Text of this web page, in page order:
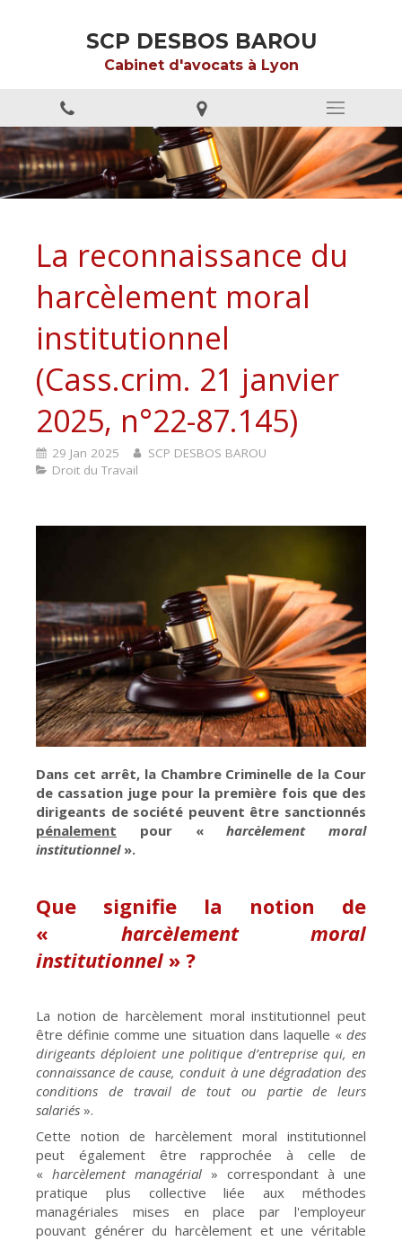
SCP DESBOS BAROU
Cabinet d'avocats à Lyon
La reconnaissance du
harcèlement moral
institutionnel
(Cass.crim. 21 janvier
2025, n°22-87.145)
29 Jan 2025
SCP DESBOS BAROU
Droit du Travail
Dans cet arrêt, la Chambre Criminelle de la Cour
de cassation juge pour la première fois que des
dirigeants de société peuvent être sanctionnés
pénalement pour «harcèlement moral
institutionnel».
Que signifie la notion de
« harcèlement moral
institutionnel » ?
La notion de harcèlement moral institutionnel peut
être définie comme une situation dans laquelle « des
dirigeants déploient une politique d’entreprise qui, en
connaissance de cause, conduit à une dégradation des
conditions de travail de tout ou partie de leurs
salariés ».
Cette notion de harcèlement moral institutionnel
peut également être rapprochée à celle de
« harcèlement managérial » correspondant à une
pratique plus collective liée aux méthodes
managériales mises en place par l'employeur
pouvant générer du harcèlement et une véritable